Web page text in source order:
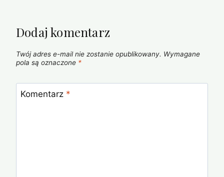
Dodaj komentarz
Twój adres e-mail nie zostanie opublikowany. Wymagane
pola są oznaczone *
Komentarz *